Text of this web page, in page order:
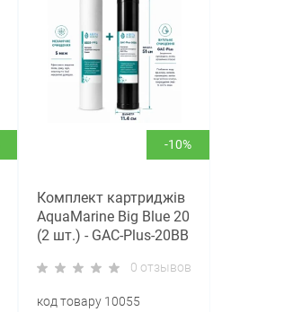
-10%
Комплект картриджів
AquaMarine Big Blue 20
(2 шт.) - GAC-Plus-20BB
0 отзывов
код товару 10055